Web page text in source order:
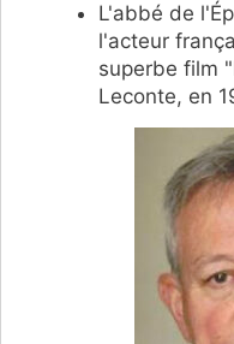
L'abbé de
l'acteur
superbe film
Leconte, en